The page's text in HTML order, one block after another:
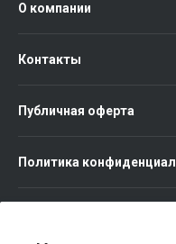
О компании
Контакты
Публичная оферта
Политика